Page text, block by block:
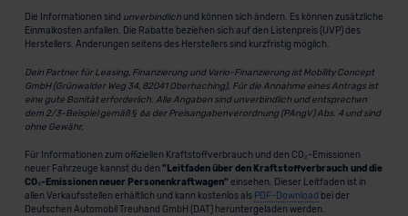
Die Informationen sind unverbindlichund können sich ändern. Es können zusätzliche
Einmalkosten anfallen. Die Rabatte beziehen sich auf den Listenpreis (UVP) des
Herstellers. Änderungen seitens des Herstellers sind kurzfristig möglich.
Dein Partner für Leasing, Finanzierung und Vario-Finanzierung ist Mobility Concept
GmbH (Grünwalder Weg 34, 82041 Oberhaching). Für die Annahme eines Antrags ist
eine gute Bonität erforderlich. Alle Angaben sind unverbindlich und entsprechen
dem 2/3-Beispiel gemäß § 6a der Preisangabenverordnung (PAngV) Abs. 4 und sind
ohne Gewähr.
Für Informationen zum offiziellen Kraftstoffverbrauch und den CO₂-Emissionen
neuer Fahrzeuge kannst du den "Leitfaden über den Kraftstoffverbrauch und die
CO₂-Emissionen neuer Personenkraftwagen" einsehen. Dieser Leitfaden ist in
allen Verkaufsstellen erhältlich und kann kostenlos als PDF-Download bei der
Deutschen Automobil Treuhand GmbH (DAT) heruntergeladen werden.